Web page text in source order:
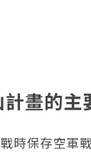
畫的主
時保存空軍